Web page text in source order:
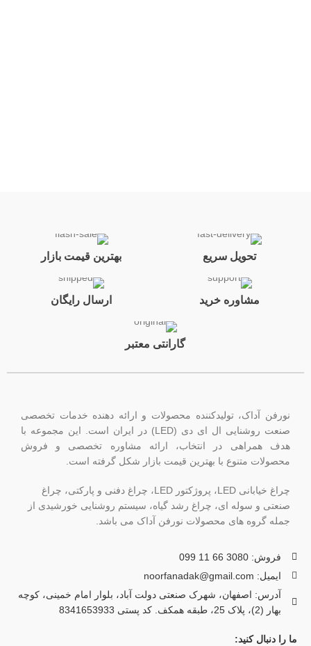
تحویل سریع بهترین قیمت بازار
مشاوره خرید ارسال رایگان
گارانتی معتبر
نورفن آداک، تولیدکننده محصولات و ارائه دهنده خدمات تخصصی
صنعت روشنایی ال ای دی (LED) در ایران است. این مجموعه با
هدف همراهی در انتخاب، ارائه مشاوره تخصصی و فروش
محصولات متنوع با بهترین قیمت بازار شکل گرفته است.
چراغ خیابانی LED، پروژکتور LED، چراغ دفنی و پارکتی، چراغ
صنعتی و سوله ای، چراغ رشد گیاه، سیستم روشنایی خورشیدی از
جمله گروه های محصولات نورفن آداک می باشد.
فروش: 3080 66 11 099
ایمیل: noorfanadak@gmail.com
آدرس: اصفهان، شهرک صنعتی دولت آباد، بلوار امام خمینی، کوچه
بهار (2)، پلاک 25، طبقه همکف. کد پستی 8341653933
ما را دنبال کنید: